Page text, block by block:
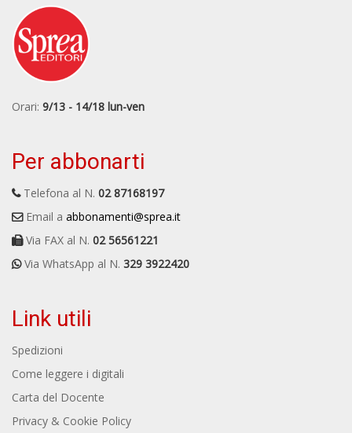
Orari: 9/13 - 14/18 lun-ven
Per abbonarti
Telefona al N. 02 87168197
Email a abbonamenti@sprea.it
Via FAX al N. 02 56561221
Via WhatsApp al N. 329 3922420
Link utili
Spedizioni
Come leggere i digitali
Carta del Docente
Privacy & Cookie Policy